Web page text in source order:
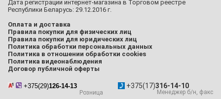
Дата регистрации интернет-магазина в Торговом реестре
Республики Беларусь: 29.12.2016 г.
Оплата и доставка
Правила покупки для физических лиц
Правила покупки для юридических лиц
Политика обработки персональных данных
Политика в отношении обработки cookies
Политика видеонаблюдения
Договор публичной оферты
+375(29)126-14-13
Розница
+375(17)316-14-10
Менеджер б/н, факс